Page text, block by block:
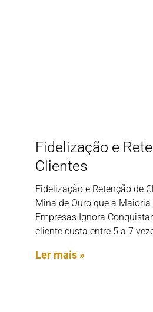
Fidelização e
Clientes
Fidelização e Retenção de
Mina de Ouro que a Maioria
Empresas Ignora
cliente custa entre 5 a 7
Ler mais »